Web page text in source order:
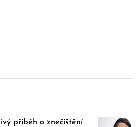
příběh o znečištění